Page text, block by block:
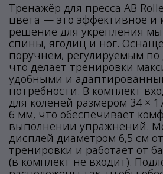
Тренажёр для пресса AB
цвета — это эффективное и
решение для укрепления
спины, ягодиц и ног.
поручнем, регулируемым по
что делает тренировки
удобными и
потребности. В комплект
для коленей размером 34 ×
6 мм, что обеспечивает
выполнении упражнений.
дисплей диаметром 6,5 см
тренировки и работает от
(в комплект не входит).